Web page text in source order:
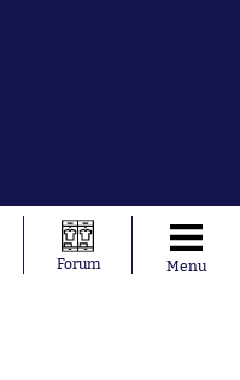
Forum Menu